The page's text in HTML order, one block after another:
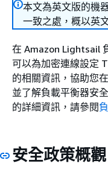
本文為英文版的機
一致之處，概以英
在 Amazon Lightsail
可以為加密連線設定
的相關資訊，協助您
並了解負載平衡器安
的詳細資訊，請參閱
安全政策概觀